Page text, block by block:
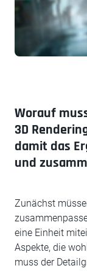
Worauf
3D
damit das
und
Zunächst
eine Einheit
Aspekte, die
muss der